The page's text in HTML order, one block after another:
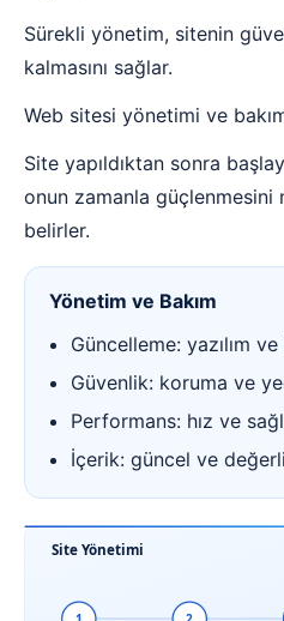
Sürekli yönetim, sitenin
kalmasını sağlar.
Web sitesi yönetimi ve
Site yapıldıktan sonra
onun zamanla güçlenmesini
belirler.
Yönetim ve Bakım
Güncelleme: yazılım
Güvenlik: koruma ve
Performans: hız ve
İçerik: güncel ve
Site Yönetimi